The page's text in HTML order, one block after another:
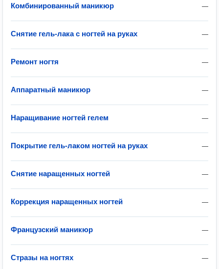
—
Комбинированный маникюр
—
Снятие гель-лака с ногтей на руках
—
Ремонт ногтя
—
Аппаратный маникюр
—
Наращивание ногтей гелем
—
Покрытие гель-лаком ногтей на руках
—
Снятие наращенных ногтей
—
Коррекция наращенных ногтей
—
Французский маникюр
—
Стразы на ногтях